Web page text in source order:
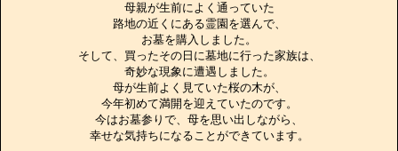
母親が生前によく通っていた
路地の近くにある霊園を選んで、
お墓を購入しました。
そして、買ったその日に墓地に行った家族は、
奇妙な現象に遭遇しました。
母が生前よく見ていた桜の木が、
今年初めて満開を迎えていたのです。
今はお墓参りで、母を思い出しながら、
幸せな気持ちになることができています。